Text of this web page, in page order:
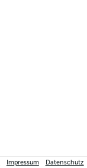
Impressum Datenschutz